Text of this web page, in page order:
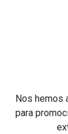
Nos hemos
para